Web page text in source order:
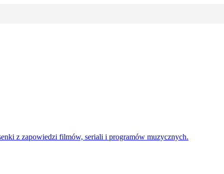
z zapowiedzi filmów, seriali i programów muzycznych.